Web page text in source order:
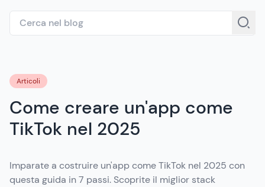
Articoli
Come creare un'app come
TikTok nel 2025
Imparate a costruire un'app come TikTok nel 2025 con
questa guida in 7 passi. Scoprite il miglior stack